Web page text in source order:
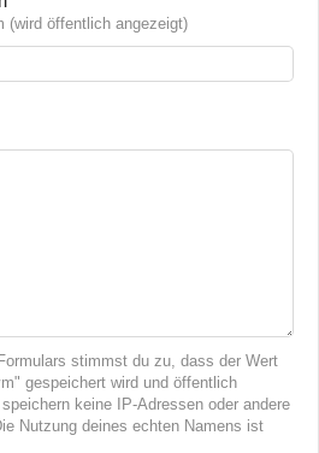
(wird öffentlich angezeigt)
stimmst du zu, dass der Wert
gespeichert wird und öffentlich
keine IP-Adressen oder andere
Nutzung deines echten Namens ist